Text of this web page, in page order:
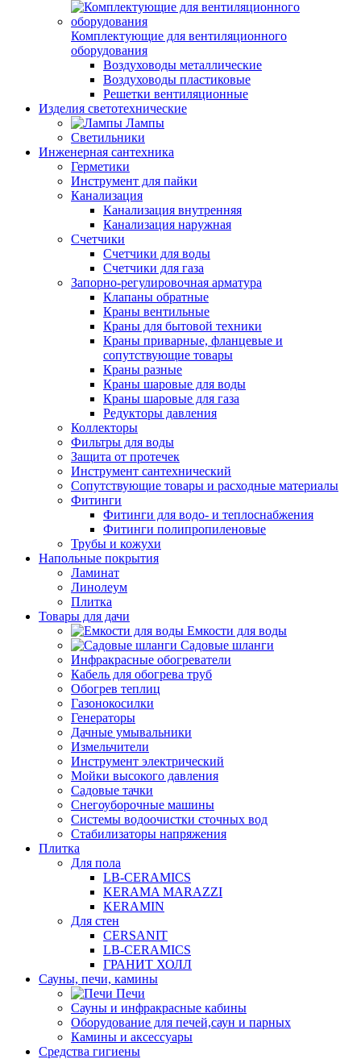
Комплектующие для вентиляционного
оборудования
Воздуховоды металлические
Воздуховоды пластиковые
Решетки вентиляционные
Изделия светотехнические
Лампы
Светильники
Инженерная сантехника
Герметики
Инструмент для пайки
Канализация
Канализация внутренняя
Канализация наружная
Счетчики
Счетчики для воды
Счетчики для газа
Запорно-регулировочная арматура
Клапаны обратные
Краны вентильные
Краны для бытовой техники
Краны приварные, фланцевые и
сопутствующие товары
Краны разные
Краны шаровые для воды
Краны шаровые для газа
Редукторы давления
Коллекторы
Фильтры для воды
Защита от протечек
Инструмент сантехнический
Сопутствующие товары и расходные материалы
Фитинги
Фитинги для водо- и теплоснабжения
Фитинги полипропиленовые
Трубы и кожухи
Напольные покрытия
Ламинат
Линолеум
Плитка
Товары для дачи
Емкости для воды
Садовые шланги
Инфракрасные обогреватели
Кабель для обогрева труб
Обогрев теплиц
Газонокосилки
Генераторы
Дачные умывальники
Измельчители
Инструмент электрический
Мойки высокого давления
Садовые тачки
Снегоуборочные машины
Системы водоочистки сточных вод
Стабилизаторы напряжения
Плитка
Для пола
LB-CERAMICS
KERAMA MARAZZI
KERAMIN
Для стен
CERSANIT
LB-CERAMICS
ГРАНИТ ХОЛЛ
Сауны, печи, камины
Печи
Сауны и инфракрасные кабины
Оборудование для печей,саун и парных
Камины и аксессуары
Средства гигиены